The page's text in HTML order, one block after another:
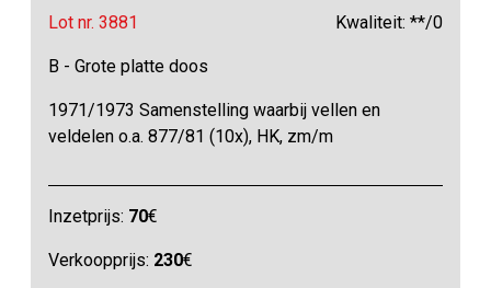
Lot nr. 3881 Kwaliteit: **/0
B - Grote platte doos
1971/1973 Samenstelling waarbij vellen en
veldelen o.a. 877/81 (10x), HK, zm/m
Inzetprijs: 70€
Verkoopprijs: 230€